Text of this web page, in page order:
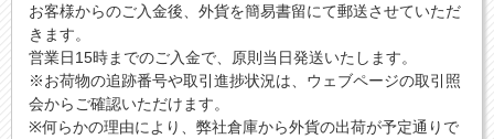
お客様からのご入金後、外貨を簡易書留にて郵送させていただ
きます。
営業日15時までのご入金で、原則当日発送いたします。
※お荷物の追跡番号や取引進捗状況は、ウェブページの取引照
会からご確認いただけます。
※何らかの理由により、弊社倉庫から外貨の出荷が予定通りで